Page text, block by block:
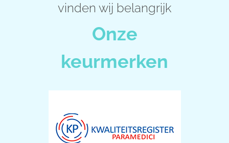
vinden wij belangrijk
Onze
keurmerken